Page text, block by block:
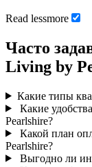
Read lessmore
Часто
Living by
Какие типы
Какие
Pearlshire?
Какой план
Pearlshire?
Выгодно ли